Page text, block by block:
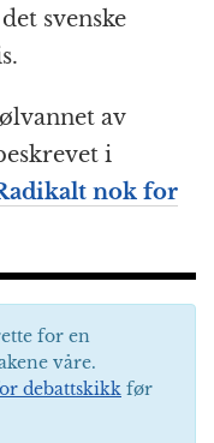
svenske
av
i
nok for
for en
våre.
debattskikk før